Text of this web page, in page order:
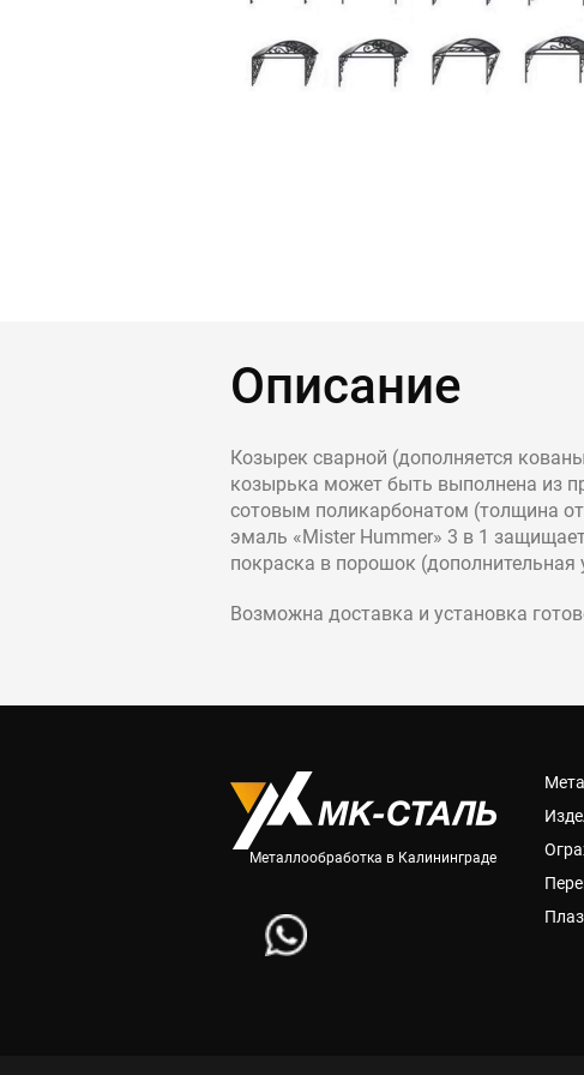
Интерьерные в
Описание
Козырек сварной (дополняется
козырька может быть выполнена из
сотовым поликарбонатом (толщина
эмаль «Mister Hummer» 3 в 1
покраска в порошок (дополнительная
Возможна доставка и установка
Металлообработка в Калининграде